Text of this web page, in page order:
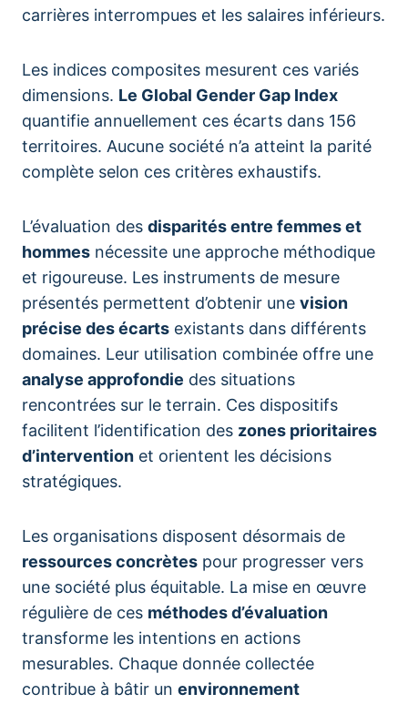
carrières interrompues et les salaires inférieurs.
Les indices composites mesurent ces variés
dimensions. Le Global Gender Gap Index
quantifie annuellement ces écarts dans 156
territoires. Aucune société n’a atteint la parité
complète selon ces critères exhaustifs.
L’évaluation des disparités entre femmes et
hommes nécessite une approche méthodique
et rigoureuse. Les instruments de mesure
présentés permettent d’obtenir une vision
précise des écarts existants dans différents
domaines. Leur utilisation combinée offre une
analyse approfondie des situations
rencontrées sur le terrain. Ces dispositifs
facilitent l’identification des zones prioritaires
d’intervention et orientent les décisions
stratégiques.
Les organisations disposent désormais de
ressources concrètes pour progresser vers
une société plus équitable. La mise en œuvre
régulière de ces méthodes d’évaluation
transforme les intentions en actions
mesurables. Chaque donnée collectée
contribue à bâtir un environnement